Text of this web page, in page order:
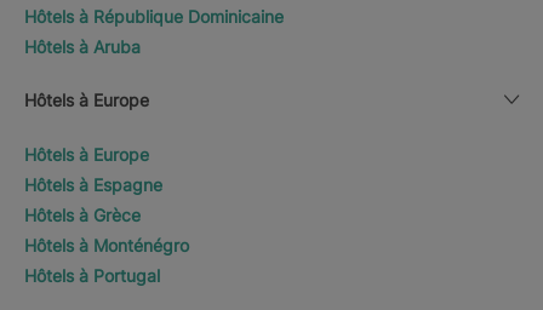
Hôtels à République Dominicaine
Hôtels à Aruba
Hôtels à Europe
Hôtels à Europe
Hôtels à Espagne
Hôtels à Grèce
Hôtels à Monténégro
Hôtels à Portugal